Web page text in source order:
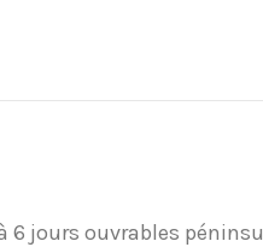
6 jours ouvrables